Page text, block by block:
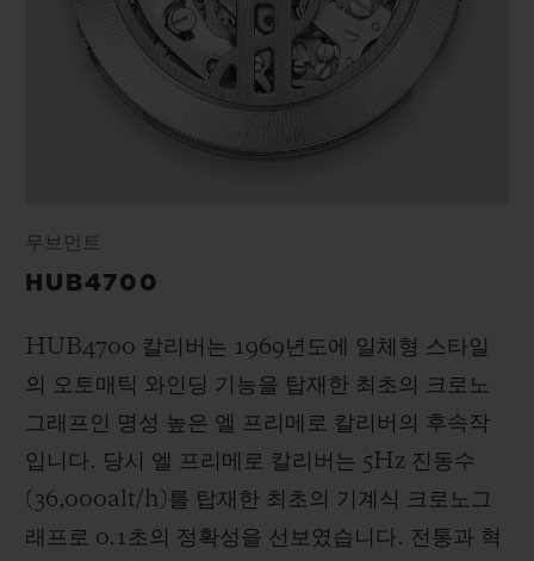
무브먼트
HUB4700
HUB4700 칼리버는 1969년도에 일체형 스타일
의 오토매틱 와인딩 기능을 탑재한 최초의 크로노
그래프인 명성 높은 엘 프리메로 칼리버의 후속작
입니다. 당시 엘 프리메로 칼리버는 5Hz 진동수
(36,000alt/h)를 탑재한 최초의 기계식 크로노그
래프로 0.1초의 정확성을 선보였습니다. 전통과 혁